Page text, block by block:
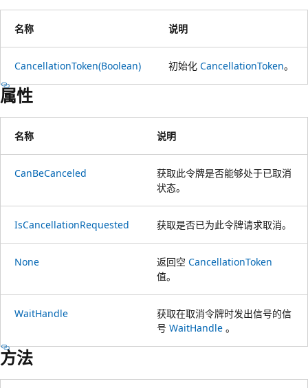
名称 说明
CancellationToken(Boolean) 初始化 CancellationToken。
属性
名称 说明
CanBeCanceled
获取此令牌是否能够处于已取消
状态。
IsCancellationRequested 获取是否已为此令牌请求取消。
None 返回空 CancellationToken
值。
WaitHandle
获取在取消令牌时发出信号的信
号 WaitHandle 。
方法